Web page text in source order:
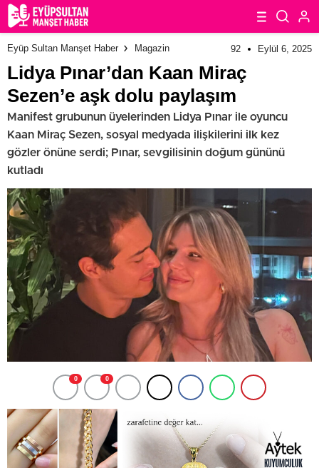
Eyüp Sultan Manşet Haber Magazin 92 Eylül 6, 2025
Lidya Pınar’dan Kaan Miraç
Sezen’e aşk dolu paylaşım
Manifest grubunun üyelerinden Lidya Pınar ile oyuncu
Kaan Miraç Sezen, sosyal medyada ilişkilerini ilk kez
gözler önüne serdi; Pınar, sevgilisinin doğum gününü
kutladı
0 0